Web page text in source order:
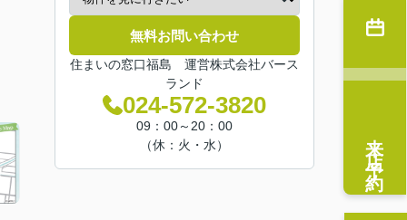
無料お問い合わせ
住まいの窓口福島 運営株式会社バース
ランド
024-572-3820
09：00～20：00
（休：火・水）
来店予約